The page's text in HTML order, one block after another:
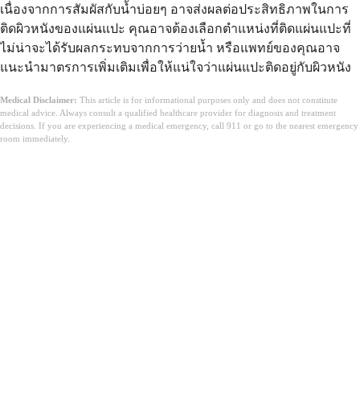
เนื่องจากการสัมผัสกับน้ำบ่อยๆ อาจส่งผลต่อประสิทธิภาพในการ
ติดผิวหนังของแผ่นแปะ คุณอาจต้องเลือกตำแหน่งที่ติดแผ่นแปะที่
ไม่น่าจะได้รับผลกระทบจากการว่ายน้ำ หรือแพทย์ของคุณอาจ
แนะนำมาตรการเพิ่มเติมเพื่อให้แน่ใจว่าแผ่นแปะติดอยู่กับผิวหนัง
Medical Disclaimer: This article is for informational purposes only and does not constitute
medical advice. Always consult a qualified healthcare provider for diagnosis and treatment
decisions. If you are experiencing a medical emergency, call 911 or go to the nearest emergency
room immediately.